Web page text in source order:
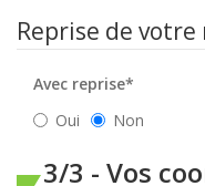
Reprise de
Avec reprise*
Oui
Non
3/3 - Vos